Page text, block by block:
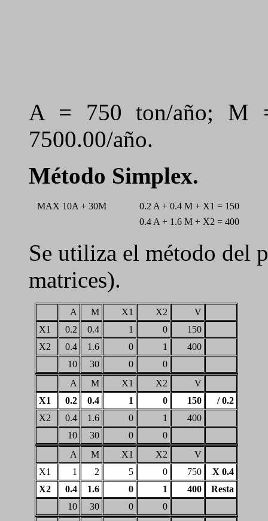
A = 750 ton/año; M
7500.00/año.
Método Simplex.
MAX 10A + 30M
0.2 A + 0.4 M + X1 = 150
0.4 A + 1.6 M + X2 = 400
Se utiliza el método del
matrices).
A M X1 X2
V
X1
0.2 0.4 1 0
150
X2
0.4 1.6 0 1
400
10
30 0
0
A
M X1 X2
V
X1
0.2 0.4 1 0 150
/ 0.2
X2
0.4 1.6 0 1
400
10
30 0
0
A
M X1 X2
V
X1
1 2 5 0 750
X 0.4
X2
0.4 1.6 0 1 400
Resta
10
30 0
0